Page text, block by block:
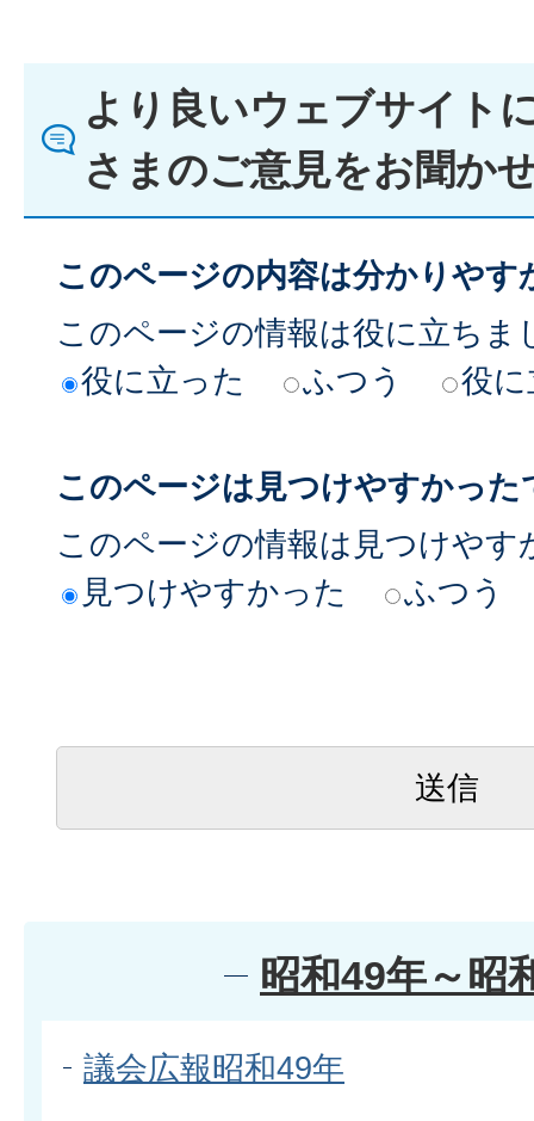
より良いウェブサイト
さまのご意見をお聞か
このページの内容は分かりやす
このページの情報は役に立ちま
役に立った
ふつう 役
このページは見つけやすかった
このページの情報は見つけやす
見つけやすかった
ふつう
昭和49年～昭
議会広報昭和49年